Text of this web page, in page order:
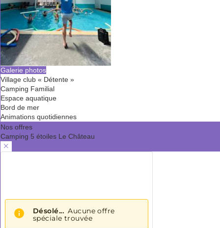
Galerie photos
Village club « Détente »
Camping Familial
Espace aquatique
Bord de mer
Animations quotidiennes
Nos offres
Camping 5 étoiles Le Château